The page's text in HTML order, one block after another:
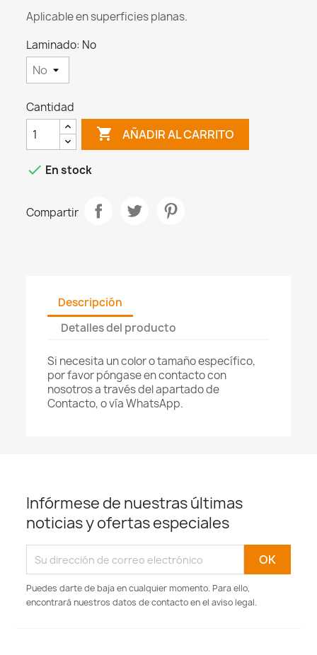
Aplicable en superficies planas.
Laminado: No
Cantidad
 AÑADIR AL CARRITO
 En stock
Compartir
Descripción
Detalles del producto
Si necesita un color o tamaño específico,
por favor póngase en contacto con
nosotros a través del apartado de
Contacto, o vía WhatsApp.
Infórmese de nuestras últimas
noticias y ofertas especiales
Puedes darte de baja en cualquier momento. Para ello,
encontrará nuestros datos de contacto en el aviso legal.